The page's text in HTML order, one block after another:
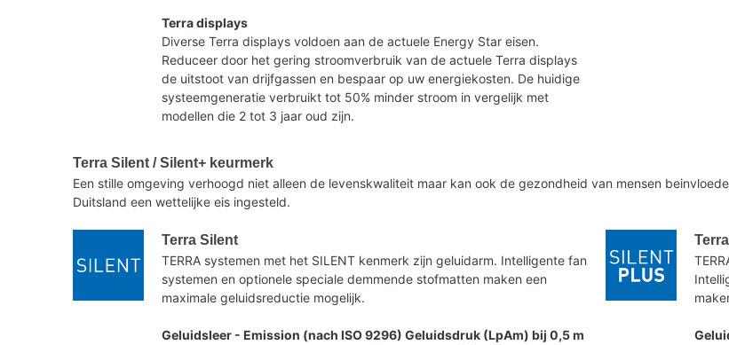
Terra displays
Diverse Terra displays voldoen aan de actuele Energy Star eisen.
Reduceer door het gering stroomverbruik van de actuele Terra displays
de uitstoot van drijfgassen en bespaar op uw energiekosten. De huidige
systeemgeneratie verbruikt tot 50% minder stroom in vergelijk met
modellen die 2 tot 3 jaar oud zijn.
Terra Silent / Silent+ keurmerk
Een stille omgeving verhoogd niet alleen de levenskwaliteit maar kan ook de gezondheid van mensen
Duitsland een wettelijke eis ingesteld.
Terra Silent
TERRA systemen met het SILENT kenmerk zijn geluidarm. Intelligente fan
systemen en optionele speciale demmende stofmatten maken een
maximale geluidsreductie mogelijk.
Geluidsleer - Emission (nach ISO 9296) Geluidsdruk (LpAm) bij 0,5 m